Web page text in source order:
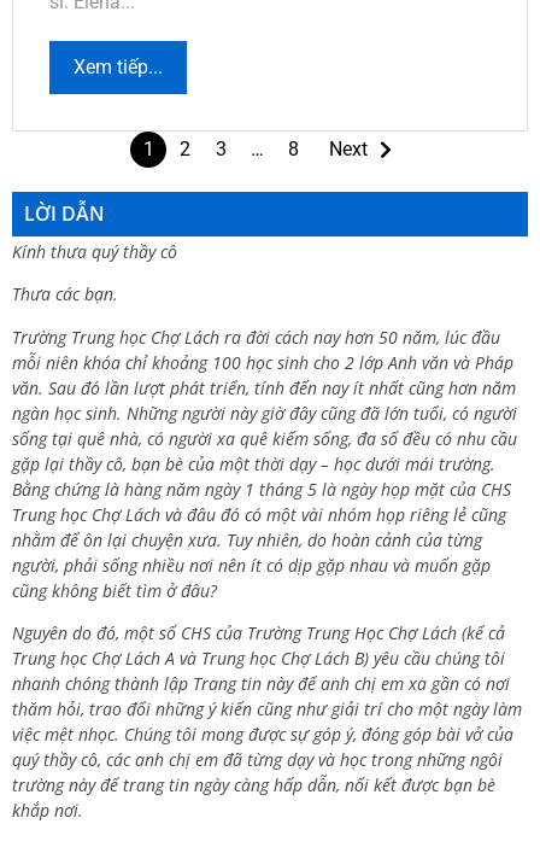
Xem tiếp...
1 2 3 … 8 Next
LỜI DẪN
Kính thưa quý thầy cô
Thưa các bạn.
Trường Trung học Chợ Lách ra đời cách nay hơn 50 năm, lúc đầu
mỗi niên khóa chỉ khoảng 100 học sinh cho 2 lớp Anh văn và Pháp
văn. Sau đó lần lượt phát triển, tính đến nay ít nhất cũng hơn năm
ngàn học sinh. Những người này giờ đây cũng đã lớn tuổi, có người
sống tại quê nhà, có người xa quê kiếm sống, đa số đều có nhu cầu
gặp lại thầy cô, bạn bè của một thời dạy – học dưới mái trường.
Bằng chứng là hàng năm ngày 1 tháng 5 là ngày họp mặt của CHS
Trung học Chợ Lách và đâu đó có một vài nhóm họp riêng lẻ cũng
nhằm để ôn lại chuyện xưa. Tuy nhiên, do hoàn cảnh của từng
người, phải sống nhiều nơi nên ít có dịp gặp nhau và muốn gặp
cũng không biết tìm ở đâu?
Nguyên do đó, một số CHS của Trường Trung Học Chợ Lách (kể cả
Trung học Chợ Lách A và Trung học Chợ Lách B) yêu cầu chúng tôi
nhanh chóng thành lập Trang tin này để anh chị em xa gần có nơi
thăm hỏi, trao đổi những ý kiến cũng như giải trí cho một ngày làm
việc mệt nhọc. Chúng tôi mong được sự góp ý, đóng góp bài vở của
quý thầy cô, các anh chị em đã từng dạy và học trong những ngôi
trường này để trang tin ngày càng hấp dẫn, nối kết được bạn bè
khắp nơi.